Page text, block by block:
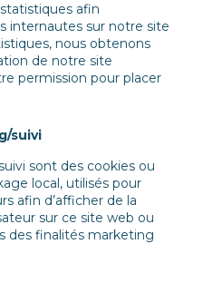
afin
internautes sur notre site
nous obtenons
de notre site
permission pour placer
suivi
sont des cookies ou
local, utilisés pour
afin d’afficher de la
sur ce site web ou
des finalités marketing